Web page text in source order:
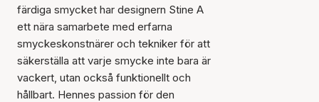
färdiga smycket har designern Stine A
ett nära samarbete med erfarna
smyckeskonstnärer och tekniker för att
säkerställa att varje smycke inte bara är
vackert, utan också funktionellt och
hållbart. Hennes passion för den